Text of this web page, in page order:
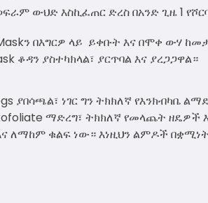
ውህድ እስኪፈጠር ድረስ በአንድ ጊዜ 1
በእግርዎ ላይ ይቀቡት እና በሞቀ ውሃ
ቆዳን ያስተካክላል፣ ያርጥባል እና ያረጋጋዋል።
ያበሳጫል፣ ነገር ግን ትክክለኛ የእንክብካቤ
ማድረግ፣ ትክክለኛ የመላጨት ዘዴዎች
ለማከም ቁልፍ ነው። እነዚህን ልምዶች